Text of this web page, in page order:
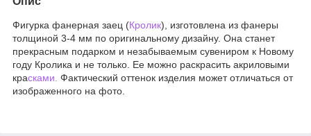
Фигурка фанерная заец (Кролик), изготовлена из фанеры
толщиной 3-4 мм по оригинальному дизайну. Она станет
прекрасным подарком и незабываемым сувениром к Новому
году Кролика и не только. Ее можно раскрасить акриловыми
красками. Фактический оттенок изделия может отличаться от
изображенного на фото.